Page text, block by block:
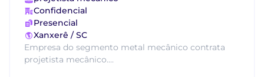
Confidencial
Presencial
Xanxerê / SC
Empresa do segmento metal mecânico contrata
projetista mecânico....